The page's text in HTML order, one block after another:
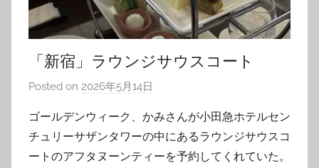
「新宿」ラウンジサウスコート
Posted on 2026年5月14日
T
o
m
ゴールデンウィーク、かみさんが小田急ホテルセン
チュリーサザンタワーの中にあるラウンジサウスコ
ートのアフタヌーンティーを予約してくれていた。